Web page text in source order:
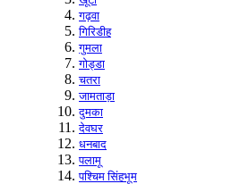
गढ़वा
गिरिडीह
गुमला
गोड्डा
चतरा
जामताड़ा
दुमका
देवघर
धनबाद
पलामू
पश्चिम सिंहभूम